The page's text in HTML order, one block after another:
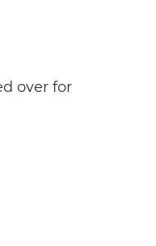
over for